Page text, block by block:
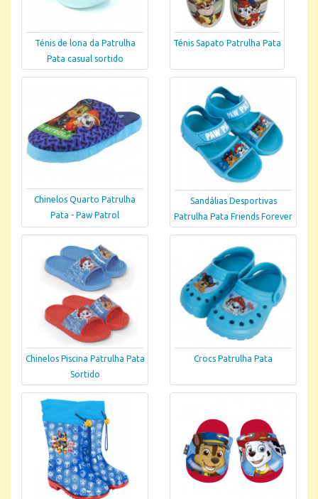
Ténis de lona da Patrulha
Pata casual sortido
Ténis Sapato Patrulha Pata
Chinelos Quarto Patrulha
Pata - Paw Patrol
Sandálias Desportivas
Patrulha Pata Friends Forever
Chinelos Piscina Patrulha Pata
Sortido
Crocs Patrulha Pata